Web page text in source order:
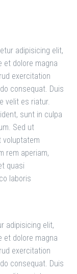
adipisicing elit,
et dolore magna
exercitation
consequat. Duis
velit es riatur.
sunt in culpa
Sed ut
voluptatem
rem aperiam,
quasi
laboris
adipisicing elit,
et dolore magna
exercitation
consequat. Duis